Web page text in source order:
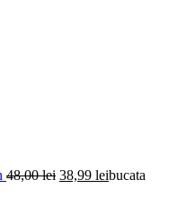
48,00lei Prețul
38,99 leiPrețul
bucata